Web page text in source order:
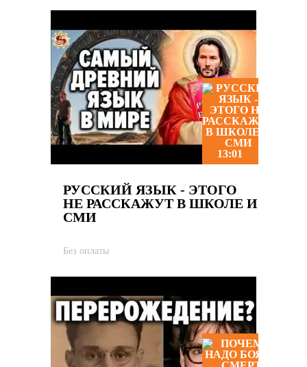
13:01
РУССКИЙ ЯЗЫК - ЭТОГО
НЕ РАССКАЖУТ В ШКОЛЕ И
СМИ
Без оплаты